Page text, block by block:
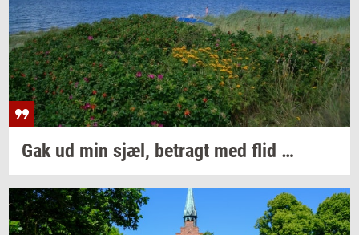
Gak ud min sjæl, be­tragt med flid …